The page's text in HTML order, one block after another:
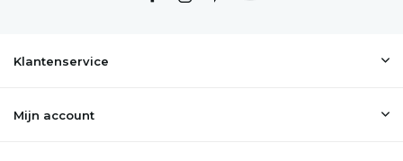
Klantenservice
Mijn account